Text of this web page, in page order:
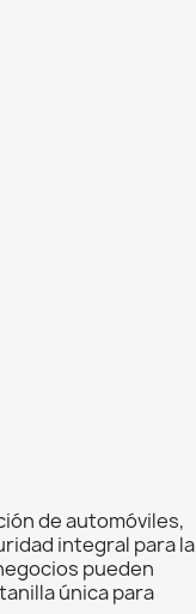
de automóviles,
integral para la
pueden
única para